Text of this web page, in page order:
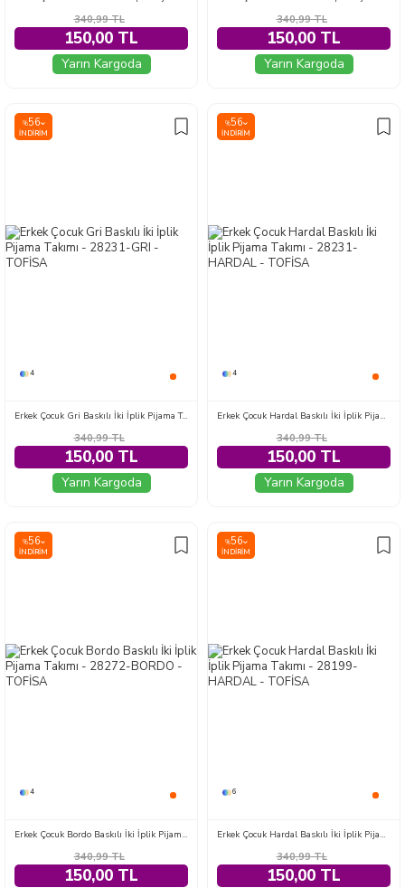
340,99TL
150,00 TL
Yarın Kargoda
340,99TL
150,00 TL
Yarın Kargoda
%56
İNDIRIM
4
Erkek Çocuk Gri Baskılı İki İplik Pijama Takımı - 28231-GRI
340,99TL
150,00 TL
Yarın Kargoda
%56
İNDIRIM
4
Erkek Çocuk Hardal Baskılı İki İplik Pijama Takımı - 28231-HARDAL
340,99TL
150,00 TL
Yarın Kargoda
%56
İNDIRIM
4
Erkek Çocuk Bordo Baskılı İki İplik Pijama Takımı - 28272-BORDO
340,99TL
150,00 TL
%56
İNDIRIM
6
Erkek Çocuk Hardal Baskılı İki İplik Pijama Takımı - 28199-HARDAL
340,99TL
150,00 TL